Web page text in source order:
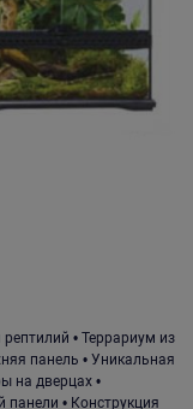
• Террариум из
панель • Уникальная
на дверцах •
панели • Конструкция